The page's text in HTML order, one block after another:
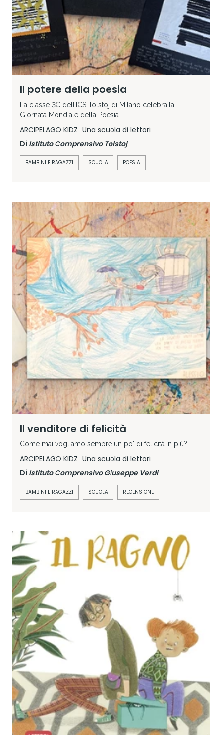
Il potere della poesia
La classe 3C dell’ICS Tolstoj di Milano celebra la
Giornata Mondiale della Poesia
ARCIPELAGO KIDZ Una scuola di lettori
Di Istituto Comprensivo Tolstoj
BAMBINI E RAGAZZI SCUOLA POESIA
Il venditore di felicità
Come mai vogliamo sempre un po' di felicità in più?
ARCIPELAGO KIDZ Una scuola di lettori
Di Istituto Comprensivo Giuseppe Verdi
BAMBINI E RAGAZZI SCUOLA RECENSIONE